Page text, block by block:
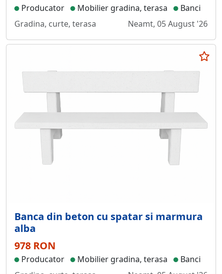
Producator Mobilier gradina, terasa
Banci
Gradina, curte, terasa
Neamt, 05 August '26
Banca din beton cu spatar si marmura
alba
978 RON
Producator Mobilier gradina, terasa
Banci